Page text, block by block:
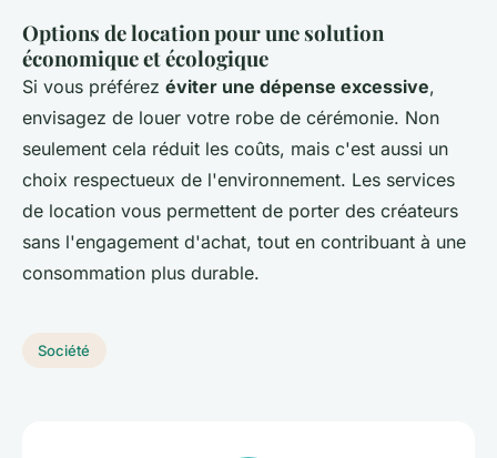
Options de location pour une solution
économique et écologique
Si vous préférez éviter une dépense excessive,
envisagez de louer votre robe de cérémonie. Non
seulement cela réduit les coûts, mais c'est aussi un
choix respectueux de l'environnement. Les services
de location vous permettent de porter des créateurs
sans l'engagement d'achat, tout en contribuant à une
consommation plus durable.
Société